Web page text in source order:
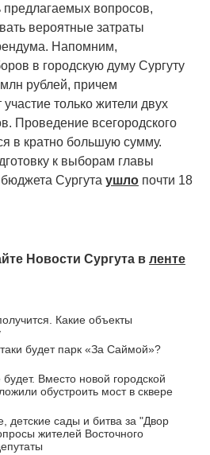
предлагаемых вопросов,
вероятные затраты
Напомним,
в городскую думу Сургуту
рублей, причем
только жители двух
Проведение всегородского
в кратно большую сумму.
к выборам главы
Сургута ушло почти 18
Новости Сургута в ленте
Какие объекты
будет парк «За Саймой»?
Вместо новой городской
обустроить мост в сквере
детские сады и битва за "Двор
жителей Восточного